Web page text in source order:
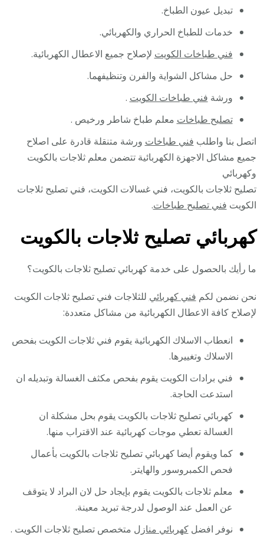
تبديل عيون الطباخ.
خدمات للطباخ الحراري والكهربائي.
فني طباخات الكويت لإصلاح جميع الاعطال الكهربائية.
حل مشاكل الشواية والفرن وتنظيفهما.
ورشة فني طباخات الكويت .
تصليح طباخات معلم طباخ شاطر ورخيص .
اتصل بنا واطلب فني طباخات ورشة متنقلة قادرة على اصلاح
جميع مشاكل الاجهزة الكهربائية تتضمن معلم ثلاجات بالكويت
وكهربائي
تصليح ثلاجات بالكويت، فني غسالات الكويت، فني تصليح ثلاجات
الكويت فني تصليح طباخات.
كهربائي تصليح ثلاجات بالكويت
ما رأيك بالحصول على خدمة كهربائي تصليح ثلاجات بالكويت؟
نحن نضمن لكم فني كهربائي للثلاجات فني تصليح ثلاجات الكويت
لإصلاح كافة الاعطال الكهربائية من مشاكل متعددة:
انعطاب الاسلاك الكهربائية يقوم فني ثلاجات الكويت بفحص
الاسلاك وتغييرها.
فني برادات الكويت يقوم بفحص مكثف الغسالة وتبديله ان
استدعت الحاجة.
كهربائي تصليح ثلاجات بالكويت يقوم بحل مشكلة ان
الغسالة تعطي موجات كهربائية عند الاقتراب منها.
كما ويقوم أيضا كهربائي تصليح ثلاجات بالكويت بأعمال
فحص الكمبروسور والهايتر.
معلم ثلاجات بالكويت يقوم بإيجاد حل لان البراد لا يتوقف
عن العمل عند الوصول لدرجة تبريد معينة.
نوفر افضلكهربائي منازل متخصص تصليح ثلاجات الكويت .